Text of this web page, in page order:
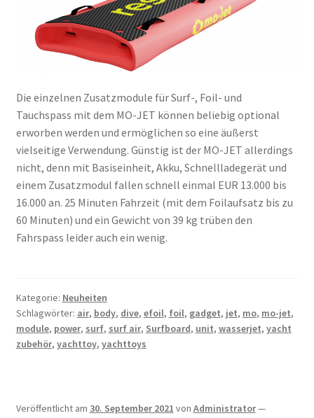
Die einzelnen Zusatzmodule für Surf-, Foil- und
Tauchspass mit dem MO-JET können beliebig optional
erworben werden und ermöglichen so eine äußerst
vielseitige Verwendung. Günstig ist der MO-JET allerdings
nicht, denn mit Basiseinheit, Akku, Schnellladegerät und
einem Zusatzmodul fallen schnell einmal EUR 13.000 bis
16.000 an. 25 Minuten Fahrzeit (mit dem Foilaufsatz bis zu
60 Minuten) und ein Gewicht von 39 kg trüben den
Fahrspass leider auch ein wenig.
Kategorie: Neuheiten
Schlagwörter: air, body, dive, efoil, foil, gadget, jet, mo, mo-jet,
module, power, surf, surf air, Surfboard, unit, wasserjet, yacht
zubehör, yachttoy, yachttoys
Veröffentlicht am 30. September 2021 von Administrator—